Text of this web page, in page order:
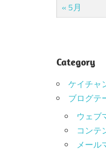
« 5月
Category
ケイチャ
ブログテ
ウェブ
コンテ
メール